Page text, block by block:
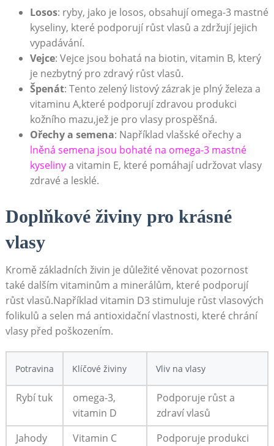
Losos: ryby, jako je losos, obsahují omega-3 mastné
kyseliny, které podporují růst vlasů a zdržují jejich
vypadávání.
Vejce: Vejce jsou bohatá na biotin, vitamin B, který
je nezbytný pro zdravý růst vlasů.
Špenát: Tento zelený listový zázrak je plný železa a
vitaminu A,které podporují zdravou produkci
kožního mazu,jež je pro vlasy prospěšná.
Ořechy a semena: Například vlašské ořechy a
lněná semena jsou bohaté na omega-3 mastné
kyselinya vitamin E, které pomáhají udržovat vlasy
zdravé a lesklé.
Doplňkové živiny pro krásné
vlasy
Kromě základních živin je důležité věnovat pozornost
také dalším vitaminům a minerálům, které podporují
růst vlasů.Například vitamin D3 stimuluje růst vlasových
folikulů a selen má antioxidační vlastnosti, které chrání
vlasy před poškozením.
Potravina Klíčové živiny Vliv na vlasy
Rybí tuk
omega-3,
vitamin D
Podporuje růst a
zdraví vlasů
Jahody
Vitamin C
Podporuje produkci